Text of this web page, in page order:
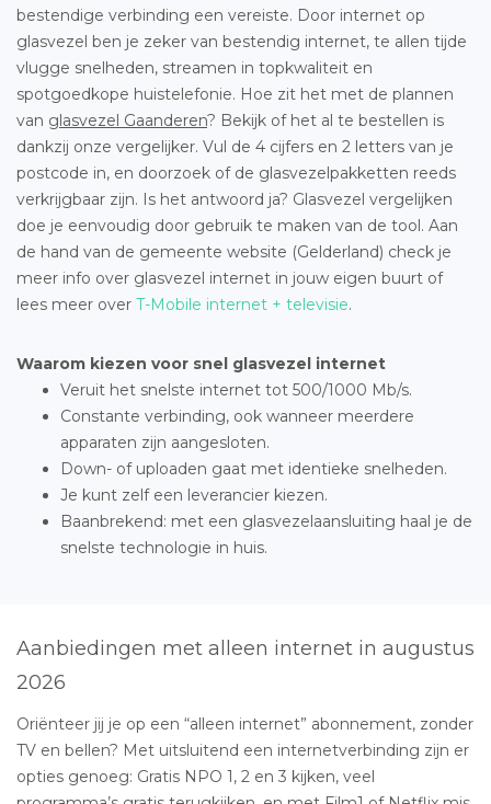
bestendige verbinding een vereiste. Door internet op
glasvezel ben je zeker van bestendig internet, te allen tijde
vlugge snelheden, streamen in topkwaliteit en
spotgoedkope huistelefonie. Hoe zit het met de plannen
van glasvezel Gaanderen? Bekijk of het al te bestellen is
dankzij onze vergelijker. Vul de 4 cijfers en 2 letters van je
postcode in, en doorzoek of de glasvezelpakketten reeds
verkrijgbaar zijn. Is het antwoord ja? Glasvezel vergelijken
doe je eenvoudig door gebruik te maken van de tool. Aan
de hand van de gemeente website (Gelderland) check je
meer info over glasvezel internet in jouw eigen buurt of
lees meer over T-Mobile internet + televisie.
Waarom kiezen voor snel glasvezel internet
Veruit het snelste internet tot 500/1000 Mb/s.
Constante verbinding, ook wanneer meerdere
apparaten zijn aangesloten.
Down- of uploaden gaat met identieke snelheden.
Je kunt zelf een leverancier kiezen.
Baanbrekend: met een glasvezelaansluiting haal je de
snelste technologie in huis.
Aanbiedingen met alleen internet in augustus
2026
Oriënteer jij je op een “alleen internet” abonnement, zonder
TV en bellen? Met uitsluitend een internetverbinding zijn er
opties genoeg: Gratis NPO 1, 2 en 3 kijken, veel